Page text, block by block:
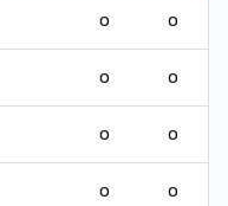
0 0
0 0
0 0
0 0